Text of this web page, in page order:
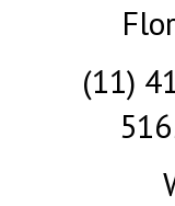
(11)